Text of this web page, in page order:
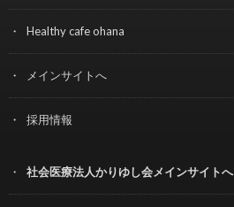
Healthy cafe ohana
メインサイトへ
採用情報
社会医療法人かりゆし会メインサイトへ